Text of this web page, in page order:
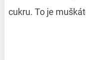
cukru. To je